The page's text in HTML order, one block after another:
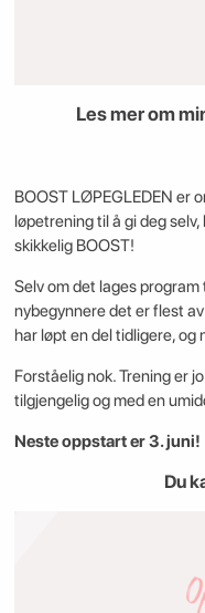
Les mer om
BOOST LØPEGLEDEN er
løpetrening til å gi deg
skikkelig BOOST!
Selv om det lages
nybegynnere det er flest
har løpt en del tidligere, og
Forståelig nok. Trening er
tilgjengelig og med en
Neste oppstart er 3. juni!
Du